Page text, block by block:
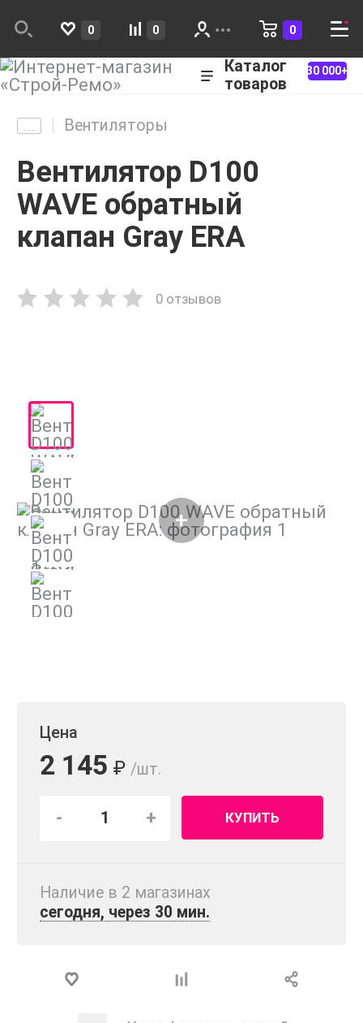
0 0 0
Каталог
товаров
30 000+
Вентиляторы
Вентилятор D100
WAVE обратный
клапан Gray ERA
0 отзывов
Цена
2 145 ₽ /шт.
- + КУПИТЬ
Наличие в 2 магазинах
сегодня, через 30 мин.